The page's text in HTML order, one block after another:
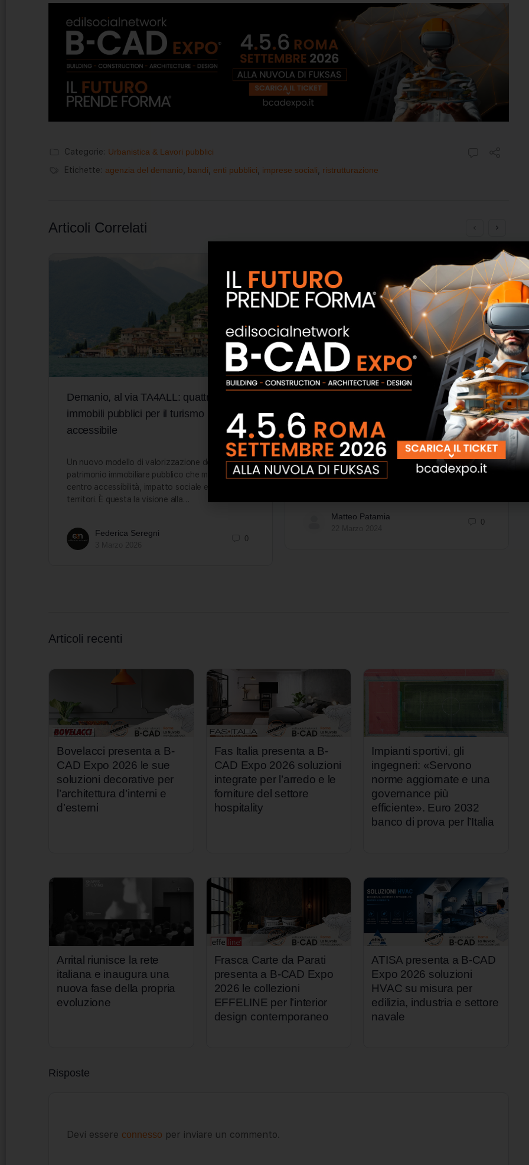
Categorie: Urbanistica & Lavori pubblici
Etichette: agenzia del demanio bandi enti pubblici imprese sociali ristrutturazione
Articoli Correlati
Demanio, al via TA4ALL: quattro
immobili pubblici per il turismo
accessibile
Un nuovo modello di valorizzazione del
patrimonio immobiliare pubblico che mette al
centro accessibilità, impatto sociale e sviluppo dei
territori. È questa la visione alla…
Federica Seregni
0
Tra il dire e il fare .. c’è di mezzo il Riuso
Temporaneo
Editoriale a cura dell’Arch. Matteo Patamia
Strategie di riqualificazione del patrimonio
esistente e nuovi scenari di rigenerazione urbana
Non sono mai pochi gli edifici e…
Matteo Patamia
0
Articoli recenti
Bovelacci presenta a B-
CAD Expo 2026 le sue
soluzioni decorative per
l’architettura d’interni e
d’esterni
Fas Italia presenta a B-
CAD Expo 2026 soluzioni
integrate per l’arredo e le
forniture del settore
hospitality
Impianti sportivi, gli
ingegneri: «Servono
norme aggiornate e una
governance più
efficiente». Euro 2032
banco di prova per l’Italia
Arrital riunisce la rete
italiana e inaugura una
nuova fase della propria
evoluzione
Frasca Carte da Parati
presenta a B-CAD Expo
2026 le collezioni
EFFELINE per l’interior
design contemporaneo
ATISA presenta a B-CAD
Expo 2026 soluzioni
HVAC su misura per
edilizia, industria e settore
navale
Risposte
Devi essere connesso per inviare un commento.